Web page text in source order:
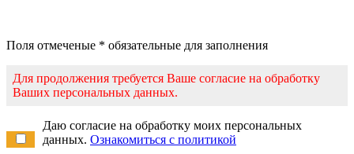
Поля отмеченые * обязательные для заполнения
Для продолжения требуется Ваше согласие на обработку
Ваших персональных данных.
Даю согласие на обработку моих персональных
данных. Ознакомиться с политикой